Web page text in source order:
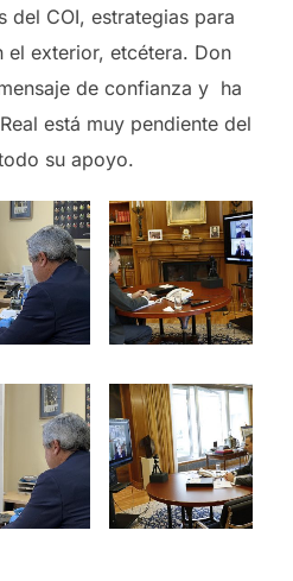
del COI, estrategias para
el exterior, etcétera. Don
de confianza y ha
está muy pendiente del
su apoyo.